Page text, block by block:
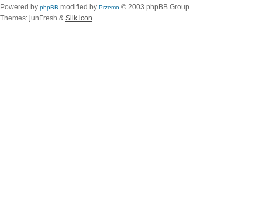
Powered by phpBB modified by Przemo © 2003 phpBB Group
Themes: junFresh & Silk icon